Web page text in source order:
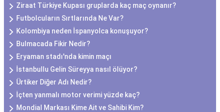
Ziraat Türkiye Kupası gruplarda kaç maç oynanır?
Futbolcuların Sırtlarında Ne Var?
Kolombiya neden İspanyolca konuşuyor?
Bulmacada Fikir Nedir?
Eryaman stadı'nda kimin maçı
İstanbullu Gelin Süreyya nasıl ölüyor?
Ürtiker Diğer Adı Nedir?
İçten yanmalı motor verimi yüzde kaç?
Mondial Markası Kime Ait ve Sahibi Kim?